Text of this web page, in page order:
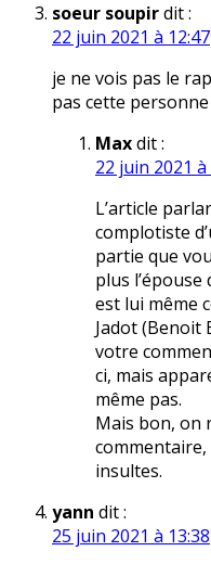
soeur soupirdit :
22 juin 2021 à 12:47
je ne vois pas le
pas cette personne
Maxdit :
22 juin 2021 à
L’article
complotiste
partie que
plus l’épouse
est lui même
Jadot (Benoit
votre
ci, mais
même pas.
Mais bon, on
commentaire,
insultes.
yann dit :
25 juin 2021 à 13:38